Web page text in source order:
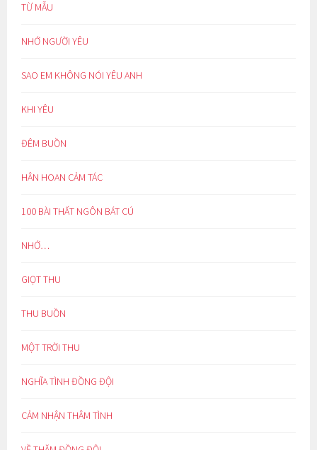
TỪ MẪU
NHỚ NGƯỜI YÊU
SAO EM KHÔNG NÓI YÊU ANH
KHI YÊU
ĐÊM BUỒN
HÂN HOAN CẢM TÁC
100 BÀI THẤT NGÔN BÁT CÚ
NHỚ…
GIỌT THU
THU BUỒN
MỘT TRỜI THU
NGHĨA TÌNH ĐỒNG ĐỘI
CẢM NHẬN THÂM TÌNH